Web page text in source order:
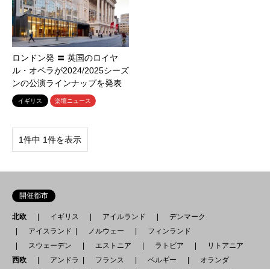
ロンドン発 〓 英国のロイヤ
ル・オペラが2024/2025シーズ
ンの公演ラインナップを発表
イギリス 楽壇ニュース
1件中 1件を表示
開催都市
北欧 イギリス アイルランド
デンマーク
アイスランド
ノルウェー
フィンランド
スウェーデン
エストニア ラトビア
リトアニア
西欧
アンドラ フランス ベルギー
オランダ